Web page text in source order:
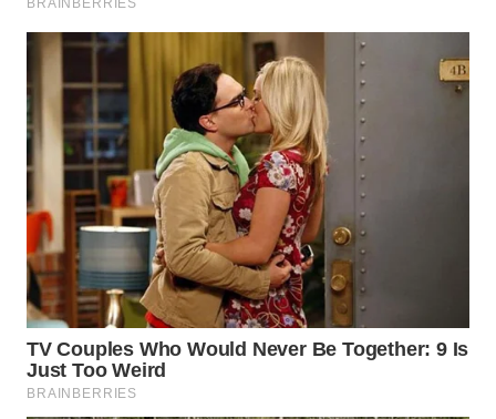
PURWAKARTA
PRIANGAN
TIMUR
WN
SEMARANG
WN
SOLO
BOROBUDUR